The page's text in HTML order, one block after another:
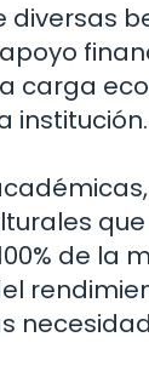
diversas
carga
institución.
de la